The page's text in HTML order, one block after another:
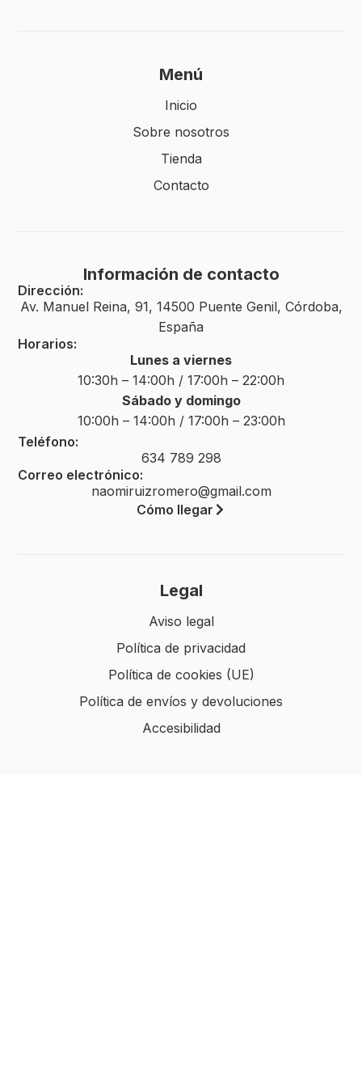
Menú
Inicio
Sobre nosotros
Tienda
Contacto
Información de contacto
Dirección:
Av. Manuel Reina, 91, 14500 Puente Genil, Córdoba,
España
Horarios:
Lunes a viernes
10:30h – 14:00h / 17:00h – 22:00h
Sábado y domingo
10:00h – 14:00h / 17:00h – 23:00h
Teléfono:
634 789 298
Correo electrónico:
naomiruizromero@gmail.com
Cómo llegar
Legal
Aviso legal
Política de privacidad
Política de cookies (UE)
Política de envíos y devoluciones
Accesibilidad